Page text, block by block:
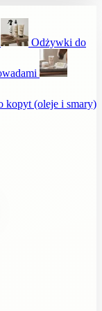
Odżywki do
kopyt (oleje i smary)